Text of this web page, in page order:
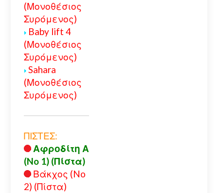
(Μονοθέσιος
Συρόμενος)
Baby lift 4
(Μονοθέσιος
Συρόμενος)
Sahara
(Μονοθέσιος
Συρόμενος)
ΠΙΣΤΕΣ:
Αφροδίτη Α
(No 1) (Πίστα)
Βάκχος (No
2) (Πίστα)